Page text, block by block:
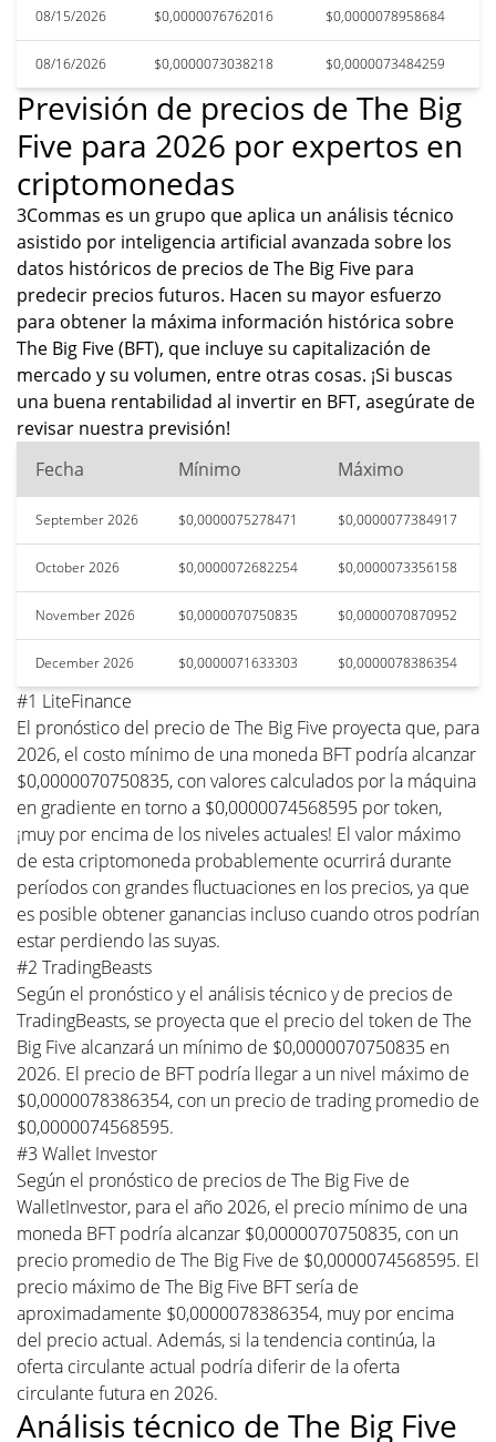
08/15/2026 $0,0000076762016 $0,0000078958684
08/16/2026 $0,0000073038218 $0,0000073484259
Previsión de precios de The Big
Five para 2026 por expertos en
criptomonedas
3Commas es un grupo que aplica un análisis técnico
asistido por inteligencia artificial avanzada sobre los
datos históricos de precios de The Big Five para
predecir precios futuros. Hacen su mayor esfuerzo
para obtener la máxima información histórica sobre
The Big Five (BFT), que incluye su capitalización de
mercado y su volumen, entre otras cosas. ¡Si buscas
una buena rentabilidad al invertir en BFT, asegúrate de
revisar nuestra previsión!
Fecha
Mínimo Máximo
September 2026 $0,0000075278471 $0,0000077384917
October 2026 $0,0000072682254 $0,0000073356158
November 2026 $0,0000070750835 $0,0000070870952
December 2026 $0,0000071633303 $0,0000078386354
#1 LiteFinance
El pronóstico del precio de The Big Five proyecta que, para
2026, el costo mínimo de una moneda BFT podría alcanzar
$0,0000070750835, con valores calculados por la máquina
en gradiente en torno a $0,0000074568595 por token,
¡muy por encima de los niveles actuales! El valor máximo
de esta criptomoneda probablemente ocurrirá durante
períodos con grandes fluctuaciones en los precios, ya que
es posible obtener ganancias incluso cuando otros podrían
estar perdiendo las suyas.
#2 TradingBeasts
Según el pronóstico y el análisis técnico y de precios de
TradingBeasts, se proyecta que el precio del token de The
Big Five alcanzará un mínimo de $0,0000070750835 en
2026. El precio de BFT podría llegar a un nivel máximo de
$0,0000078386354, con un precio de trading promedio de
$0,0000074568595.
#3 Wallet Investor
Según el pronóstico de precios de The Big Five de
WalletInvestor, para el año 2026, el precio mínimo de una
moneda BFT podría alcanzar $0,0000070750835, con un
precio promedio de The Big Five de $0,0000074568595. El
precio máximo de The Big Five BFT sería de
aproximadamente $0,0000078386354, muy por encima
del precio actual. Además, si la tendencia continúa, la
oferta circulante actual podría diferir de la oferta
circulante futura en 2026.
Análisis técnico de The Big Five